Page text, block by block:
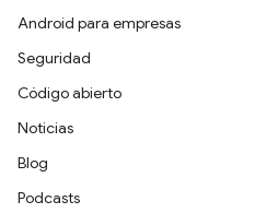
Android para empresas
Seguridad
Código abierto
Noticias
Blog
Podcasts